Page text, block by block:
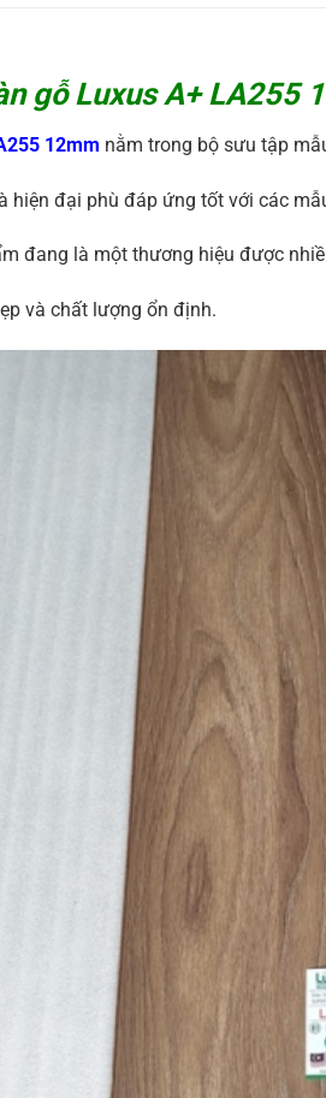
gỗ Luxus A+ LA255
12mm nằm trong bộ sưu tập
hiện đại phù đáp ứng tốt với các
đang là một thương hiệu được
và chất lượng ổn định.